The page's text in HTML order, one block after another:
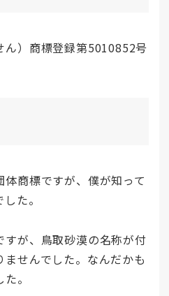
ん）商標登録第5010852号
商標ですが、僕が知って
た。
が、鳥取砂漠の名称が付
せんでした。なんだかも
。